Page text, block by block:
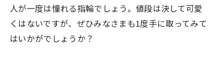
人が一度は憧れる指輪でしょう。値段は決して可愛
くはないですが、ぜひみなさまも1度手に取ってみて
はいかがでしょうか？